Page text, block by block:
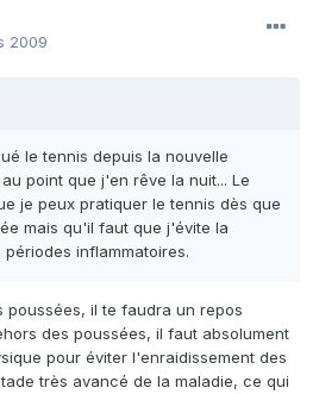
2009
le tennis depuis la nouvelle
point que j'en rêve la nuit... Le
je peux pratiquer le tennis dès que
mais qu'il faut que j'évite la
inflammatoires.
poussées, il te faudra un repos
des poussées, il faut absolument
pour éviter l'enraidissement des
très avancé de la maladie, ce qui